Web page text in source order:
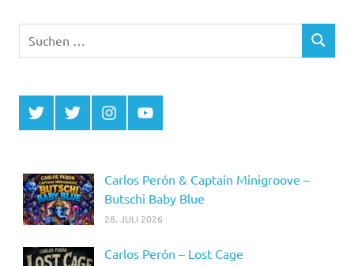
nach:
SUCHEN
Twitter
MCDP
Twitter
Musicradiostation
InstagramYouTube
Carlos Perón & Captain Minigroove –
Butschi Baby Blue
28. JULI 2026
Carlos Perón – Lost Cage